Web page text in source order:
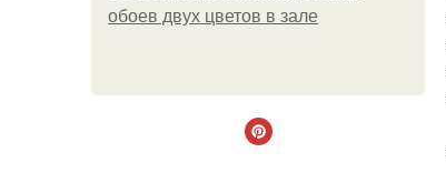
обоев двух цветов в зале